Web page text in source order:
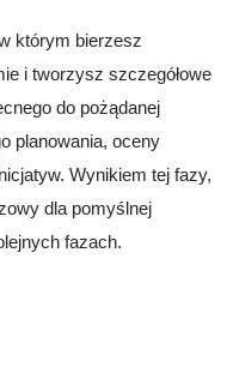
którym bierzesz
i tworzysz szczegółowe
do pożądanej
planowania, oceny
Wynikiem tej fazy,
dla pomyślnej
fazach.